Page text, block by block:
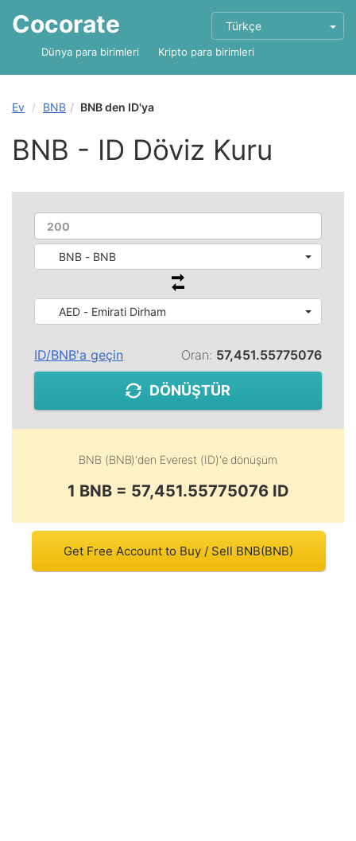
Cocorate Türkçe
Dünya para birimleri Kripto para birimleri
Ev BNB BNB den ID'ya
BNB - ID Döviz Kuru
BNB - BNB
AED - Emirati Dirham
ID/BNB'a geçin Oran: 57,451.55775076
DÖNÜŞTÜR
BNB (BNB)'den Everest (ID)'e dönüşüm
1 BNB = 57,451.55775076 ID
Get Free Account to Buy / Sell BNB(BNB)